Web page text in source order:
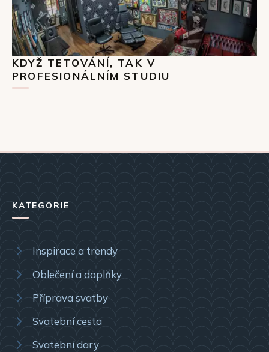
KDYŽ TETOVÁNÍ, TAK V
PROFESIONÁLNÍM STUDIU
KATEGORIE
Inspirace a trendy
Oblečení a doplňky
Příprava svatby
Svatební cesta
Svatební dary